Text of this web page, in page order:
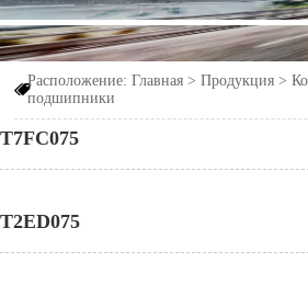

Расположение:Главная >Продукция >
подшипники
T7FC075
T2ED075